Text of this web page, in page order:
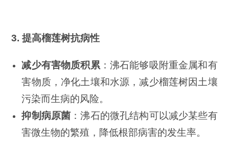
3. 提高榴莲树抗病性
减少有害物质积累 ：沸石能够吸附重金属和有
害物质，净化土壤和水源，减少榴莲树因土壤
污染而生病的风险。
抑制病原菌 ：沸石的微孔结构可以减少某些有
害微生物的繁殖，降低根部病害的发生率。